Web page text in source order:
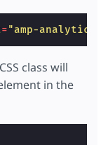
="amp-analytics"
class will
in the